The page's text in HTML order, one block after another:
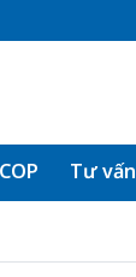
Tư vấn